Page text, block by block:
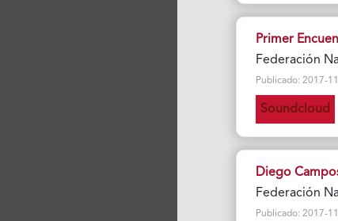
Primer
Federación
Publicado: 2017-
Soundcloud
Diego
Federación
Publicado: 2017-